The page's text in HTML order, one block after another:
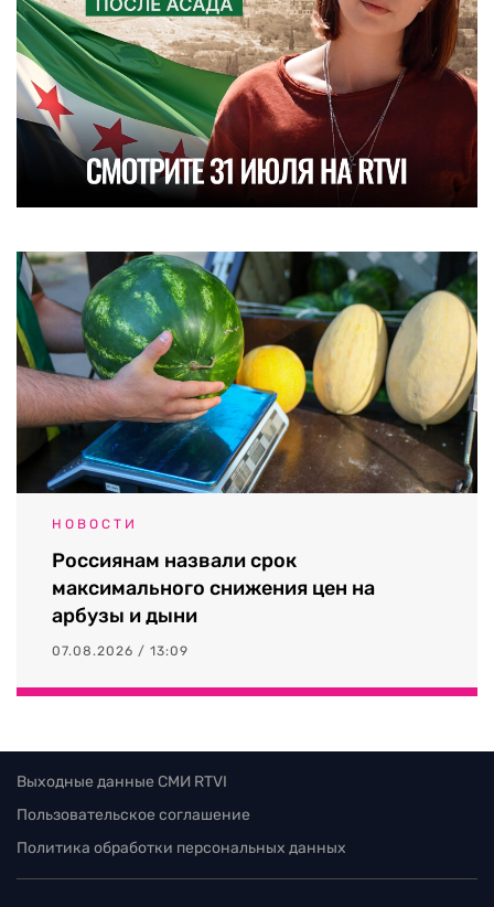
НОВОСТИ
Россиянам назвали срок
максимального снижения цен на
арбузы и дыни
07.08.2026 / 13:09
Выходные данные СМИ RTVI
Пользовательское соглашение
Политика обработки персональных данных